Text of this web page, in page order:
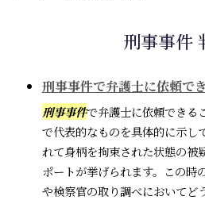
刑事事件
刑事事件で弁護士に依頼で
刑事事件で弁護士に依頼できる
で代表的なものを具体的に示し
れて身柄を拘束された状態の被
ポートが挙げられます。この時
や検察官の取り調べにおいてど